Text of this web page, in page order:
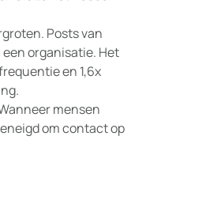
Posts van
organisatie. Het
en 1,6x
mensen
om contact op